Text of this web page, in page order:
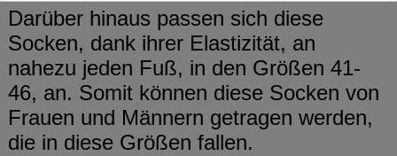
Darüber hinaus passen sich diese
Socken, dank ihrer Elastizität, an
nahezu jeden Fuß, in den Größen 41-
46, an. Somit können diese Socken von
Frauen und Männern getragen werden,
die in diese Größen fallen.